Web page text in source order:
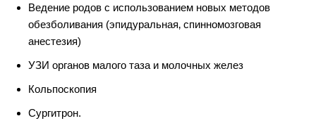
Ведение родов с использованием новых методов
обезболивания (эпидуральная‚ спинномозговая
анестезия)
УЗИ органов малого таза и молочных желез
Кольпоскопия
Сургитрон.